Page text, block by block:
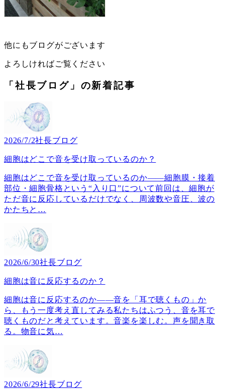
他にもブログがございます
よろしければご覧ください
「社長ブログ」の新着記事
2026/7/2社長ブログ
細胞はどこで音を受け取っているのか？
細胞はどこで音を受け取っているのか――細胞膜・接着
部位・細胞骨格という“入り口”について前回は、細胞が
ただ音に反応しているだけでなく、周波数や音圧、波の
かたちと …
2026/6/30社長ブログ
細胞は音に反応するのか？
細胞は音に反応するのか――音を「耳で聴くもの」か
ら、もう一度考え直してみる私たちはふつう、音を耳で
聴くものだと考えています。音楽を楽しむ。声を聞き取
る。物音に気…
2026/6/29社長ブログ